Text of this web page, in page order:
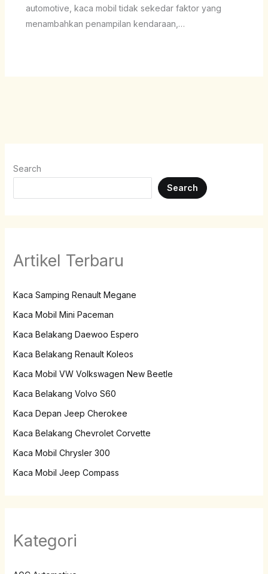
automotive, kaca mobil tidak sekedar faktor yang
menambahkan penampilan kendaraan,…
Search
Search
Artikel Terbaru
Kaca Samping Renault Megane
Kaca Mobil Mini Paceman
Kaca Belakang Daewoo Espero
Kaca Belakang Renault Koleos
Kaca Mobil VW Volkswagen New Beetle
Kaca Belakang Volvo S60
Kaca Depan Jeep Cherokee
Kaca Belakang Chevrolet Corvette
Kaca Mobil Chrysler 300
Kaca Mobil Jeep Compass
Kategori